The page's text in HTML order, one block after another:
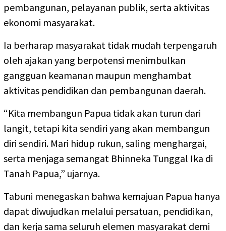
pembangunan, pelayanan publik, serta aktivitas
ekonomi masyarakat.
Ia berharap masyarakat tidak mudah terpengaruh
oleh ajakan yang berpotensi menimbulkan
gangguan keamanan maupun menghambat
aktivitas pendidikan dan pembangunan daerah.
“Kita membangun Papua tidak akan turun dari
langit, tetapi kita sendiri yang akan membangun
diri sendiri. Mari hidup rukun, saling menghargai,
serta menjaga semangat Bhinneka Tunggal Ika di
Tanah Papua,” ujarnya.
Tabuni menegaskan bahwa kemajuan Papua hanya
dapat diwujudkan melalui persatuan, pendidikan,
dan kerja sama seluruh elemen masyarakat demi